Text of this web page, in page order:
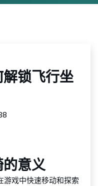
锁飞行坐
意义
游戏中快速移动和探索